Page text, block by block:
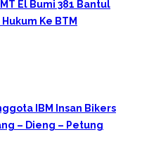
El Bumi 381 Bantul
Ke BTM
IBM Insan Bikers
– Dieng – Petung